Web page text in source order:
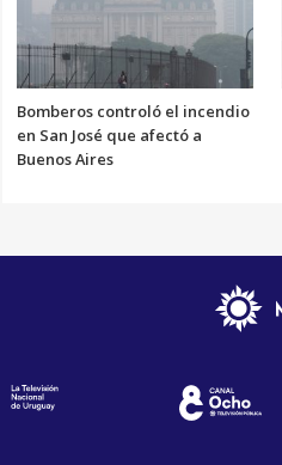
Bomberos controló el incendio
en San José que afectó a
Buenos Aires